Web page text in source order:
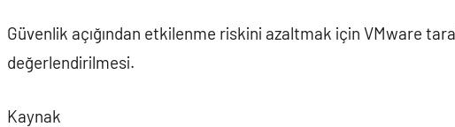
Güvenlik açığından etkilenme riskini azaltmak için VMware
değerlendirilmesi.
Kaynak